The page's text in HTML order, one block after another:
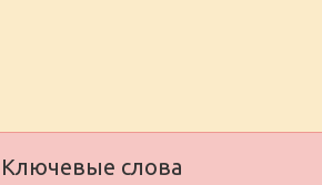
Ключевые слова